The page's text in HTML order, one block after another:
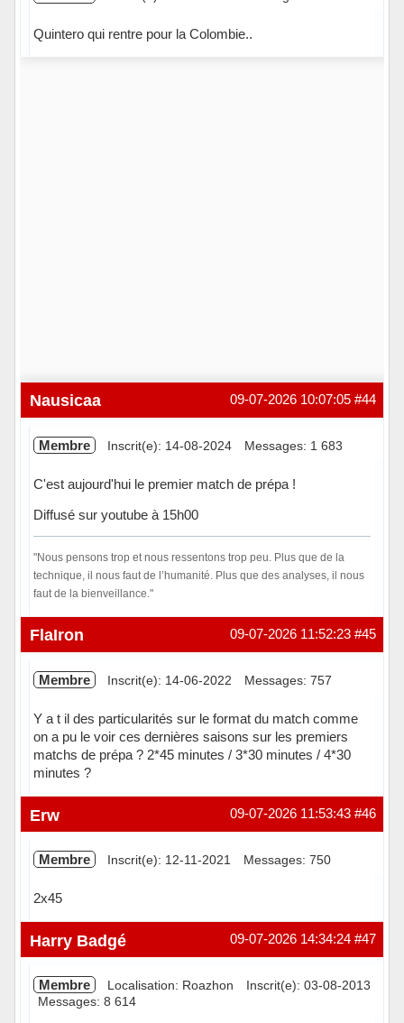
Quintero qui rentre pour la Colombie..
#44
09-07-2026 10:07:05
Nausicaa
Membre Inscrit(e): 14-08-2024 Messages: 1 683
C'est aujourd'hui le premier match de prépa !
Diffusé sur youtube à 15h00
"Nous pensons trop et nous ressentons trop peu. Plus que de la
technique, il nous faut de l’humanité. Plus que des analyses, il nous
faut de la bienveillance."
Hors ligne #45
09-07-2026 11:52:23
FlaIron
Membre Inscrit(e): 14-06-2022 Messages: 757
Y a t il des particularités sur le format du match comme
on a pu le voir ces dernières saisons sur les premiers
matchs de prépa ? 2*45 minutes / 3*30 minutes / 4*30
minutes ?
Hors ligne #46
09-07-2026 11:53:43
Erw
Membre Inscrit(e): 12-11-2021 Messages: 750
2x45
Hors ligne #47
09-07-2026 14:34:24
Harry Badgé
Membre Localisation: Roazhon
Inscrit(e): 03-08-2013
Messages: 8 614